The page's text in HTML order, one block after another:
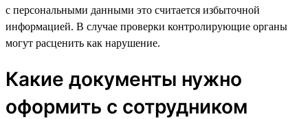
с персональными данными это считается избыточной
информацией. В случае проверки контролирующие органы
могут расценить как нарушение.
Какие документы нужно
оформить с сотрудником